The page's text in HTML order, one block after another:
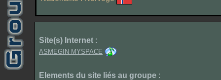
Site(s) Internet :
ASMEGIN MYSPACE
Elements du site liés au groupe :